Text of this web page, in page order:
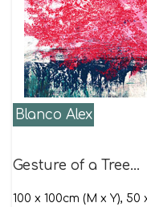
Blanco Alex
Gesture of a Tree…
100 x 100cm (M x Y), 50